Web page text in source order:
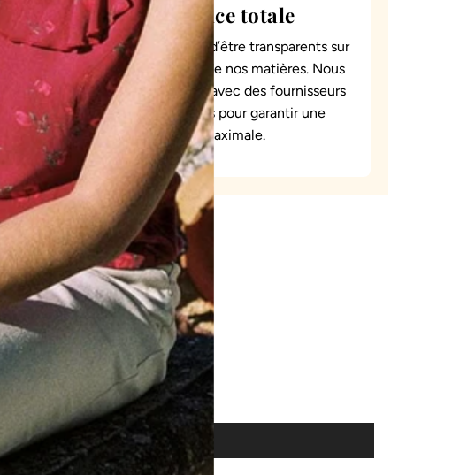
Transparence totale
Il est essentiel pour nous d’être transparents sur
l’origine et la traçabilité de nos matières. Nous
collaborons uniquement avec des fournisseurs
partageant ces valeurs pour garantir une
traçabilité maximale.